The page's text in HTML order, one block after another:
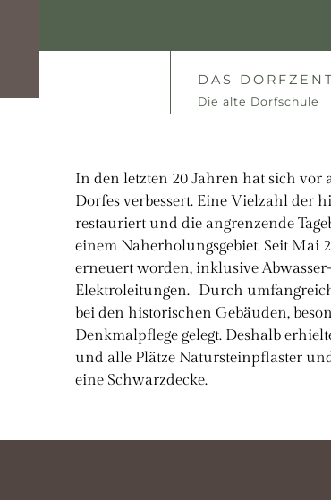
DAS
Die alte Dorfschule
In den letzten 20 Jahren hat sich
Dorfes verbessert. Eine Vielzahl der
restauriert und die angrenzende
einem Naherholungsgebiet. Seit Mai
erneuert worden, inklusive
Elektroleitungen. Durch
bei den historischen Gebäuden,
Denkmalpflege gelegt. Deshalb
und alle Plätze Natursteinpflaster
eine Schwarzdecke.